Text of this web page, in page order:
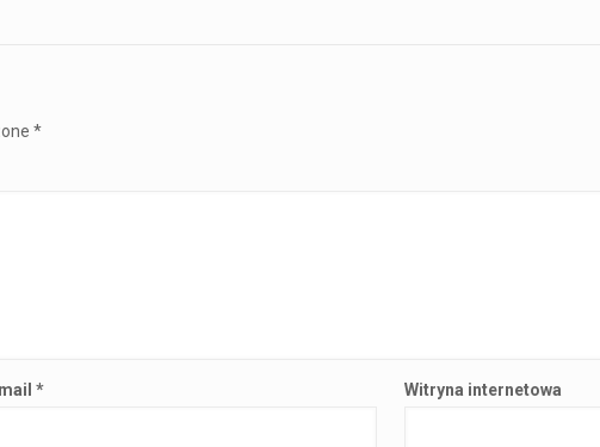
*
* Witryna internetowa